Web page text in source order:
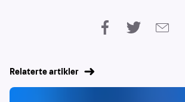
Relaterte artikler